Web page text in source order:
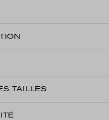
TAILLES